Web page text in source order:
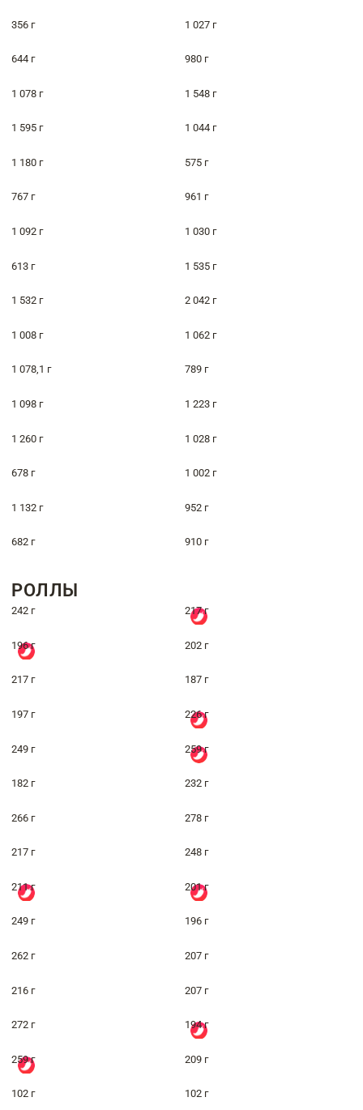
356 г 1 027 г
644 г 980 г
1 078 г 1 548 г
1 595 г 1 044 г
1 180 г 575 г
767 г 961 г
1 092 г 1 030 г
613 г 1 535 г
1 532 г 2 042 г
1 008 г 1 062 г
1 078,1 г 789 г
1 098 г 1 223 г
1 260 г 1 028 г
678 г 1 002 г
1 132 г 952 г
682 г 910 г
РОЛЛЫ
242 г 217 г
196 г 202 г
217 г 187 г
197 г 226 г
249 г 259 г
182 г 232 г
266 г 278 г
217 г 248 г
211 г 201 г
249 г 196 г
262 г 207 г
216 г 207 г
272 г 194 г
259 г 209 г
102 г 102 г